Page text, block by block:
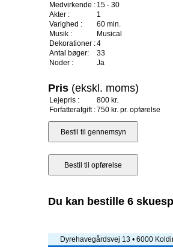
Medvirkende : 15 - 30
Akter :
1
Varighed :
60 min.
Musik :
Musical
Dekorationer :4
Antal bøger:
33
Noder :
Ja
Pris (ekskl. moms)
Lejepris :
800 kr.
Forfatterafgift :750 kr. pr. opførelse
Du kan bestille 6
Dyrehavegårdsvej 13 • 6000